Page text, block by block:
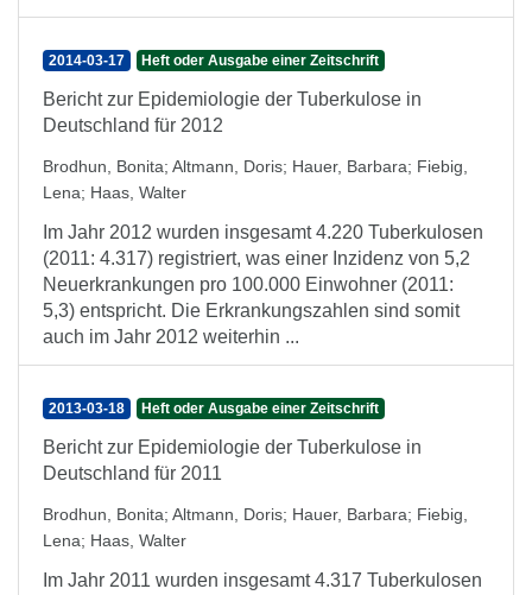
2014-03-17 Heft oder Ausgabe einer Zeitschrift
Bericht zur Epidemiologie der Tuberkulose in
Deutschland für 2012
Brodhun, Bonita; Altmann, Doris; Hauer, Barbara; Fiebig,
Lena; Haas, Walter
Im Jahr 2012 wurden insgesamt 4.220 Tuberkulosen
(2011: 4.317) registriert, was einer Inzidenz von 5,2
Neuerkrankungen pro 100.000 Einwohner (2011:
5,3) entspricht. Die Erkrankungszahlen sind somit
auch im Jahr 2012 weiterhin ...
2013-03-18 Heft oder Ausgabe einer Zeitschrift
Bericht zur Epidemiologie der Tuberkulose in
Deutschland für 2011
Brodhun, Bonita; Altmann, Doris; Hauer, Barbara; Fiebig,
Lena; Haas, Walter
Im Jahr 2011 wurden insgesamt 4.317 Tuberkulosen